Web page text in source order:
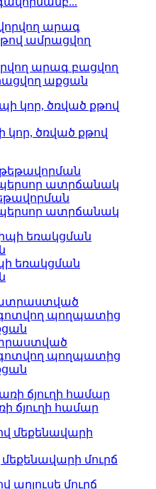
արագ բացվող
աքցան
կոր, ծռված քթով
ատրճանակ
եռակցման
պողպատից
ճյուղի համար
մուրճ